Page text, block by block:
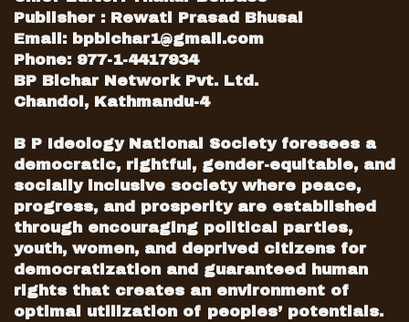
Publisher : Rewati Prasad Bhusal
Email: bpbichar1@gmail.com
Phone: 977-1-4417934
BP Bichar Network Pvt. Ltd.
Chandol, Kathmandu-4
B P Ideology National Society foresees a
democratic, rightful, gender-equitable, and
socially inclusive society where peace,
progress, and prosperity are established
through encouraging political parties,
youth, women, and deprived citizens for
democratization and guaranteed human
rights that creates an environment of
optimal utilization of peoples’ potentials.